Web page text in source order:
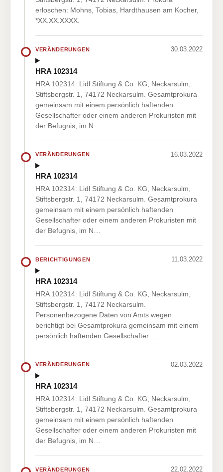
erloschen: Mohns, Tobias, Hardthausen am Kocher,
*XX.XX.XXXX.
VERÄNDERUNGEN 30.03.2022
HRA 102314
HRA 102314: Lidl Stiftung & Co. KG, Neckarsulm,
Stiftsbergstr. 1, 74172 Neckarsulm. Gesamtprokura
gemeinsam mit einem persönlich haftenden
Gesellschafter oder einem anderen Prokuristen mit
der Befugnis, im N…
VERÄNDERUNGEN 16.03.2022
HRA 102314
HRA 102314: Lidl Stiftung & Co. KG, Neckarsulm,
Stiftsbergstr. 1, 74172 Neckarsulm. Gesamtprokura
gemeinsam mit einem persönlich haftenden
Gesellschafter oder einem anderen Prokuristen mit
der Befugnis, im N…
BERICHTIGUNGEN 11.03.2022
HRA 102314
HRA 102314: Lidl Stiftung & Co. KG, Neckarsulm,
Stiftsbergstr. 1, 74172 Neckarsulm.
Personenbezogene Daten von Amts wegen
berichtigt bei Gesamtprokura gemeinsam mit einem
persönlich haftenden Gesellschafter …
VERÄNDERUNGEN 02.03.2022
HRA 102314
HRA 102314: Lidl Stiftung & Co. KG, Neckarsulm,
Stiftsbergstr. 1, 74172 Neckarsulm. Gesamtprokura
gemeinsam mit einem persönlich haftenden
Gesellschafter oder einem anderen Prokuristen mit
der Befugnis, im N…
VERÄNDERUNGEN 22.02.2022